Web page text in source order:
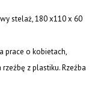
stelaż, 180 x110 x 60
prace o kobietach,
z plastiku. Rzeźba